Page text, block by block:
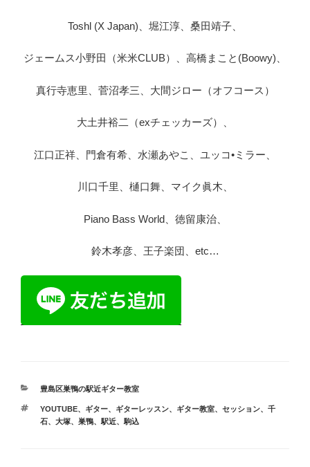
Toshl (X Japan)、堀江淳、桑田靖子、
ジェームス小野田（米米CLUB）、高橋まこと(Boowy)、
真行寺恵里、菅沼孝三、大間ジロー（オフコース）
大土井裕二（exチェッカーズ）、
江口正祥、門倉有希、水瀬あやこ、ユッコ•ミラー、
川口千里、樋口舞、マイク眞木、
Piano Bass World、徳留康治、
鈴木孝彦、王子楽団、etc…
カ
ゴ
リ
豊島区巣鴨の駅近ギター教室
タ
グ
YOUTUBE、 ギター、 ギターレッスン、 ギター教室、 セッション、 千
石、 大塚、 巣鴨、 駅近、 駒込